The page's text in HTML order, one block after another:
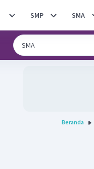
SMP SMA
Beranda